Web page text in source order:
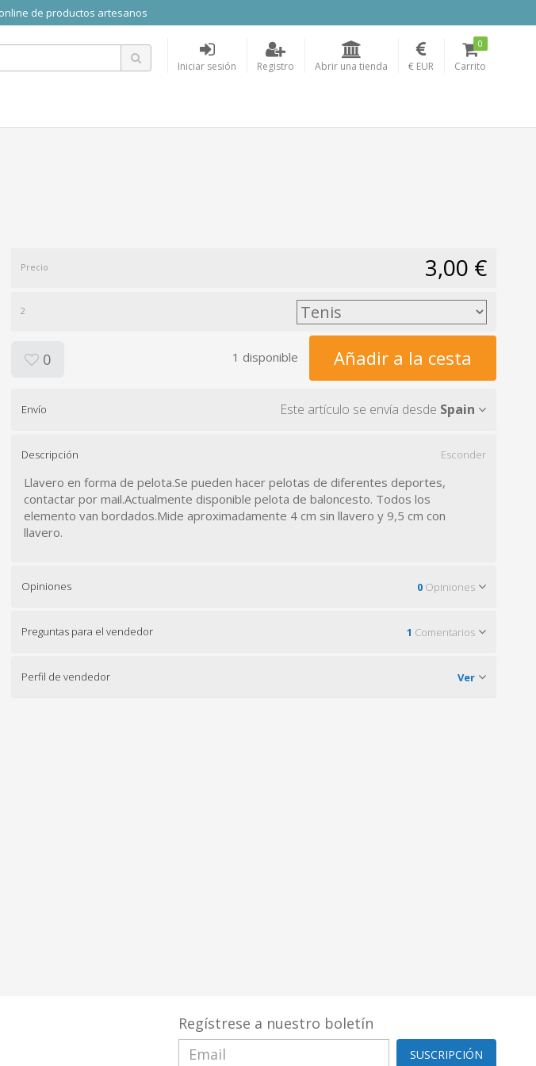
de productos artesanos
Iniciar sesión Registro Abrir una tienda € EUR Carrito
0
Precio 3,00 €
2
0 1 disponible Añadir a la cesta
Envío Este artículo se envía desde Spain
Descripción Esconder
Llavero en forma de pelota.Se pueden hacer pelotas de diferentes deportes,
contactar por mail.Actualmente disponible pelota de baloncesto. Todos los
elemento van bordados.Mide aproximadamente 4 cm sin llavero y 9,5 cm con
llavero.
Opiniones 0 Opiniones
Preguntas para el vendedor 1 Comentarios
Perfil de vendedor Ver
Regístrese a nuestro boletín
SUSCRIPCIÓN